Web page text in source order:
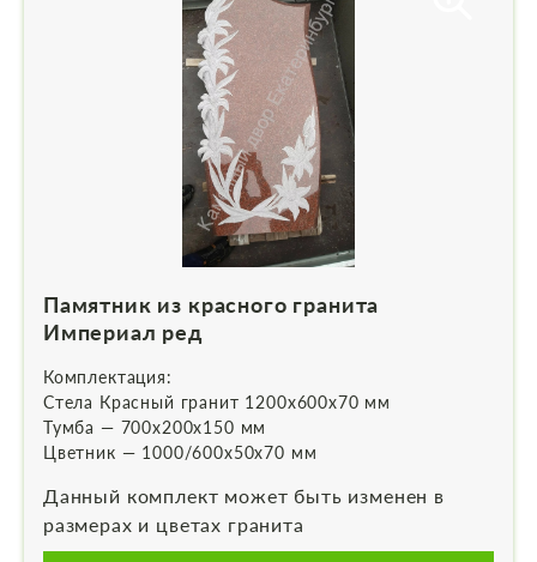
Памятник из красного гранита
Империал ред
Комплектация:
Стела Красный гранит 1200х600х70 мм
Тумба — 700х200х150 мм
Цветник — 1000/600х50х70 мм
Данный комплект может быть изменен в
размерах и цветах гранита